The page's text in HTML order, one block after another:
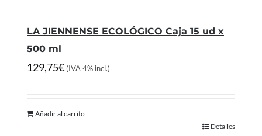
LA JIENNENSE ECOLÓGICO Caja 15 ud x
500 ml
129,75€ (IVA 4% incl.)
Añadir al carrito
Detalles